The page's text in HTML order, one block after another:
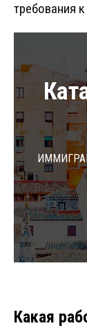
требования
Какая